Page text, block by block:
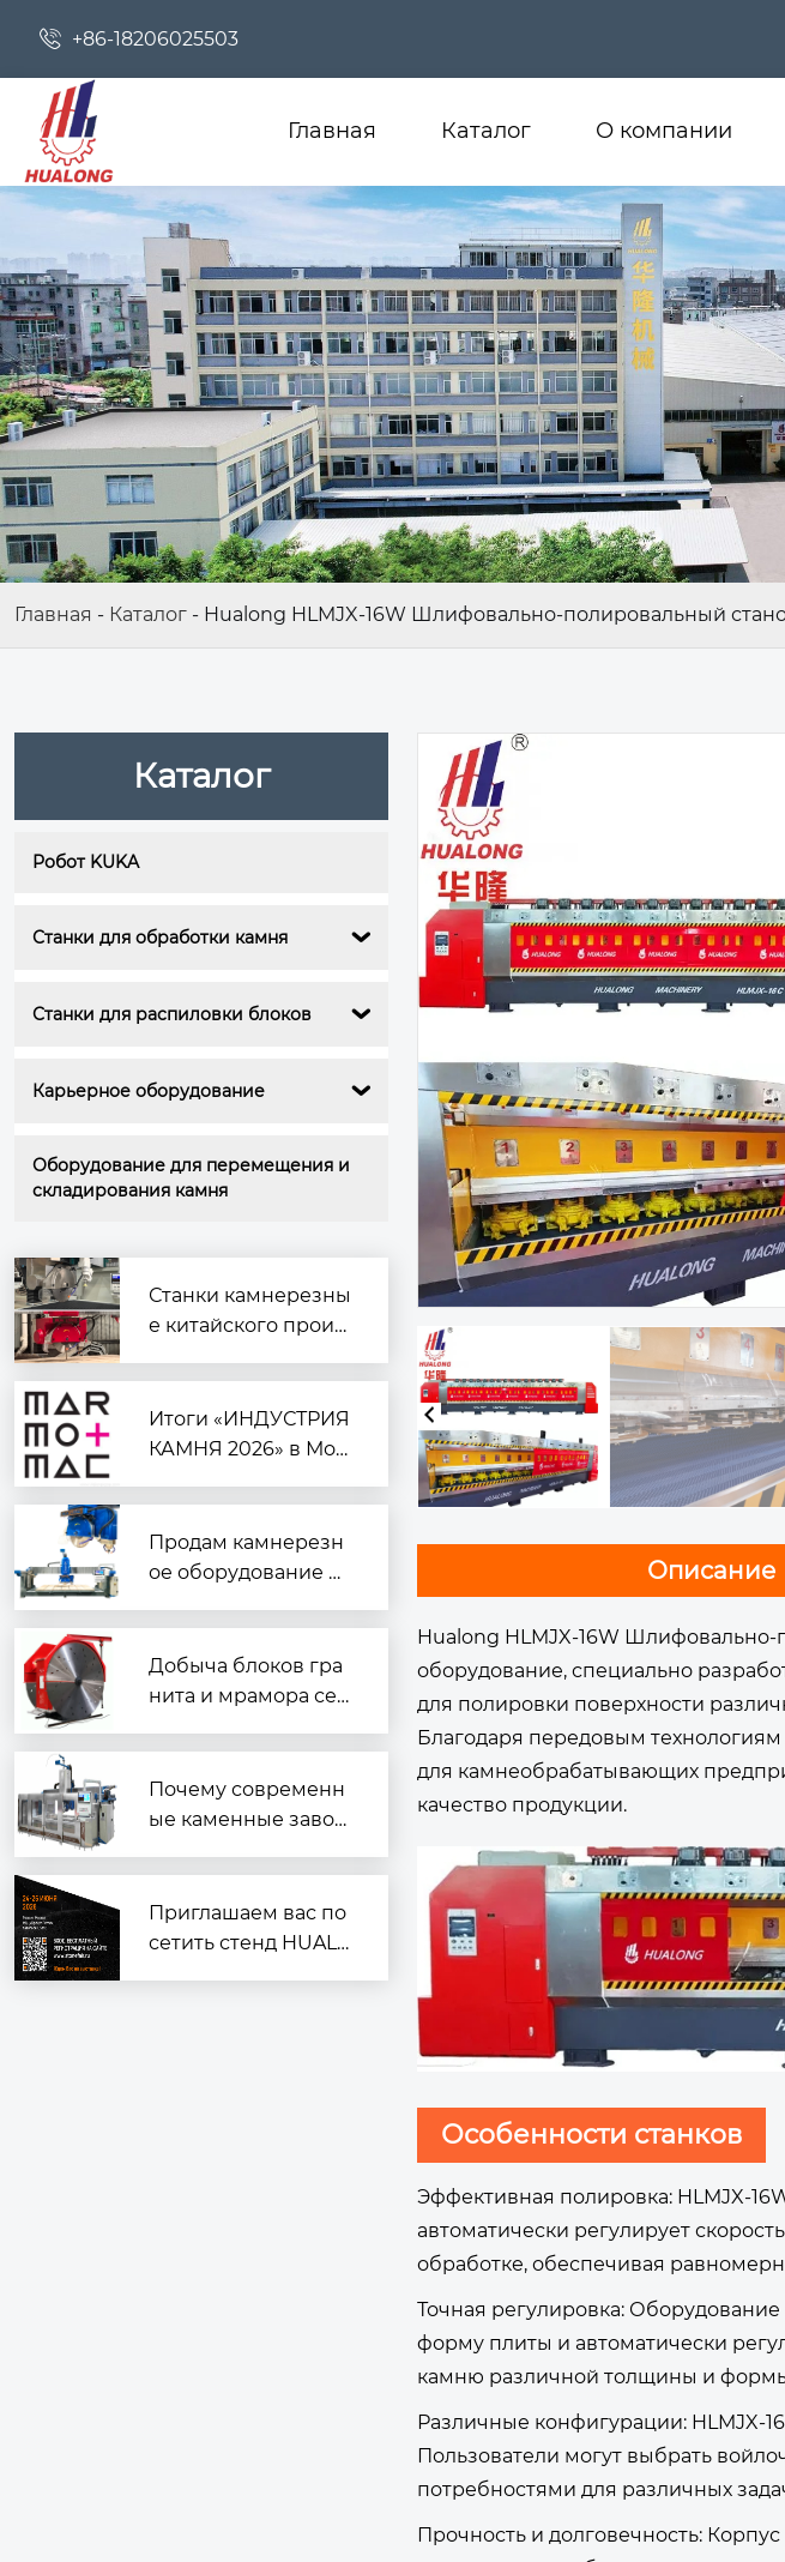
 +86-18206025503
Главная Каталог О компании
Главная - Каталог - Hualong HLMJX-16W Шлифовально-полировальный
Каталог
Робот KUKA
Станки для обработки камня 
Станки для распиловки блоков 
Карьерное оборудование 
Оборудование для перемещения и
складирования камня
Станки камнерезны
е китайского произ
Итоги «ИНДУСТРИЯ
КАМНЯ 2026» в Мос
изацию и подготовк
а к Marmomac в Вер
оне
Продам камнерезн
ое оборудование —
к работе
Добыча блоков гра
нита и мрамора сер
Почему современн
ые каменные завод
Приглашаем вас по
сетить стенд HUALO
Описание
Hualong HLMJX-16W
оборудование, специально
для полировки поверхности
Благодаря передовым
для камнеобрабатывающих
качество продукции.
Особенности станков
Эффективная полировка: HLMJX-
автоматически регулирует
обработке, обеспечивая
Точная регулировка:
форму плиты и автоматически
камню различной толщины и
Различные конфигурации: HLMJX-
Пользователи могут выбрать
потребностями для различных
Прочность и долговечность: